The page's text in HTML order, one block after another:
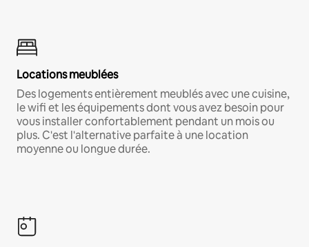
Locations meublées
Des logements entièrement meublés avec une cuisine,
le wifi et les équipements dont vous avez besoin pour
vous installer confortablement pendant un mois ou
plus. C'est l'alternative parfaite à une location
moyenne ou longue durée.